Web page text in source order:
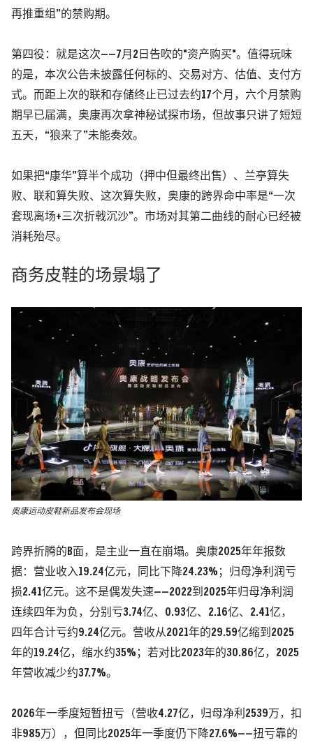
再推重组”的禁购期。
第四役：就是这次——7月2日告吹的"资产购买"。值得玩味
的是，本次公告未披露任何标的、交易对方、估值、支付方
式。而距上次的联和存储终止已过去约17个月，六个月禁购
期早已届满，奥康再次拿神秘试探市场，但故事只讲了短短
五天，“狼来了”未能奏效。
如果把“康华”算半个成功 （押中但最终出售） 、兰亭算失
败、联和算失败、这次算失败，奥康的跨界命中率是“一次
套现离场+三次折戟沉沙”。
市场对其第二曲线的耐心已经被
消耗殆尽。
商务皮鞋的场景塌了
奥康运动皮鞋新品发布会现场
跨界折腾的B面，是主业一直在崩塌。奥康2025年年报数
据： 营业收入19.24亿元，同比下降24.23%；归母净利润亏
损2.41亿元。 这不是偶发失速——2022到2025年归母净利润
连续四年为负，分别亏3.74亿、0.93亿、2.16亿、2.41亿，
四年合计亏约9.24亿元。营收从2021年的29.59亿缩到2025
年的19.24亿，缩水约35%；若对比2023年的30.86亿，2025
年营收减少约37.7%。
2026年一季度短暂扭亏 （营收4.27亿，归母净利2539万，扣
非985万）
，但同比2025年一季度仍下降27.6%——扭亏靠的